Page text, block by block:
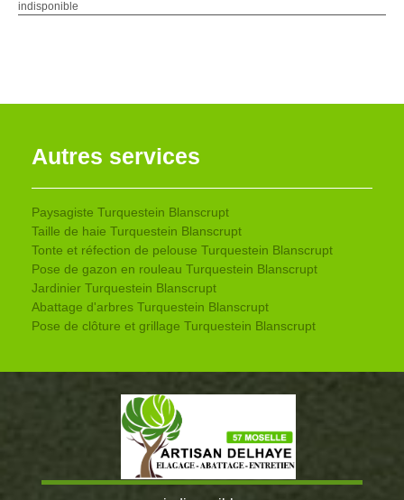
indisponible
Autres services
Paysagiste Turquestein Blanscrupt
Taille de haie Turquestein Blanscrupt
Tonte et réfection de pelouse Turquestein Blanscrupt
Pose de gazon en rouleau Turquestein Blanscrupt
Jardinier Turquestein Blanscrupt
Abattage d'arbres Turquestein Blanscrupt
Pose de clôture et grillage Turquestein Blanscrupt